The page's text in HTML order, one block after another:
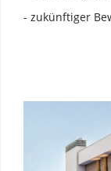
- zukünftiger